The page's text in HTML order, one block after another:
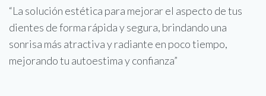
“La solución estética para mejorar el aspecto de tus
dientes de forma rápida y segura, brindando una
sonrisa más atractiva y radiante en poco tiempo,
mejorando tu autoestima y confianza”